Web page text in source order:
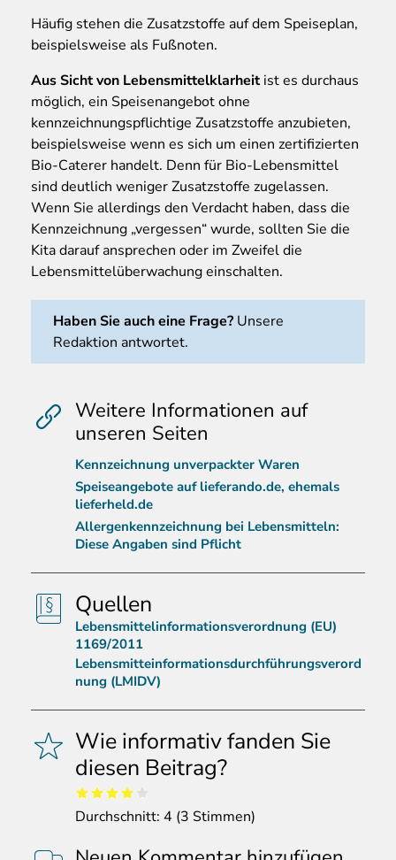
Häufig stehen die Zusatzstoffe auf dem Speiseplan,
beispielsweise als Fußnoten.
Aus Sicht von Lebensmittelklarheitist es durchaus
möglich, ein Speisenangebot ohne
kennzeichnungspflichtige Zusatzstoffe anzubieten,
beispielsweise wenn es sich um einen zertifizierten
Bio-Caterer handelt. Denn für Bio-Lebensmittel
sind deutlich weniger Zusatzstoffe zugelassen.
Wenn Sie allerdings den Verdacht haben, dass die
Kennzeichnung „vergessen“ wurde, sollten Sie die
Kita darauf ansprechen oder im Zweifel die
Lebensmittelüberwachung einschalten.
Haben Sie auch eine Frage? Unsere
Redaktion antwortet.
Weitere Informationen auf
unseren Seiten
Kennzeichnung unverpackter Waren
Speiseangebote auf lieferando.de, ehemals
lieferheld.de
Allergenkennzeichnung bei Lebensmitteln:
Diese Angaben sind Pflicht
Quellen
Lebensmittelinformationsverordnung (EU)
1169/2011
Lebensmitteinformationsdurchführungsverord
nung (LMIDV)
Wie informativ fanden Sie
diesen Beitrag?
Durchschnitt: 4 (3 Stimmen)